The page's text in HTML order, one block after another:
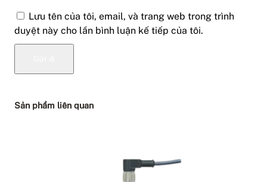
Lưu tên của tôi, email, và trang web trong trình
duyệt này cho lần bình luận kế tiếp của tôi.
Sản phẩm liên quan